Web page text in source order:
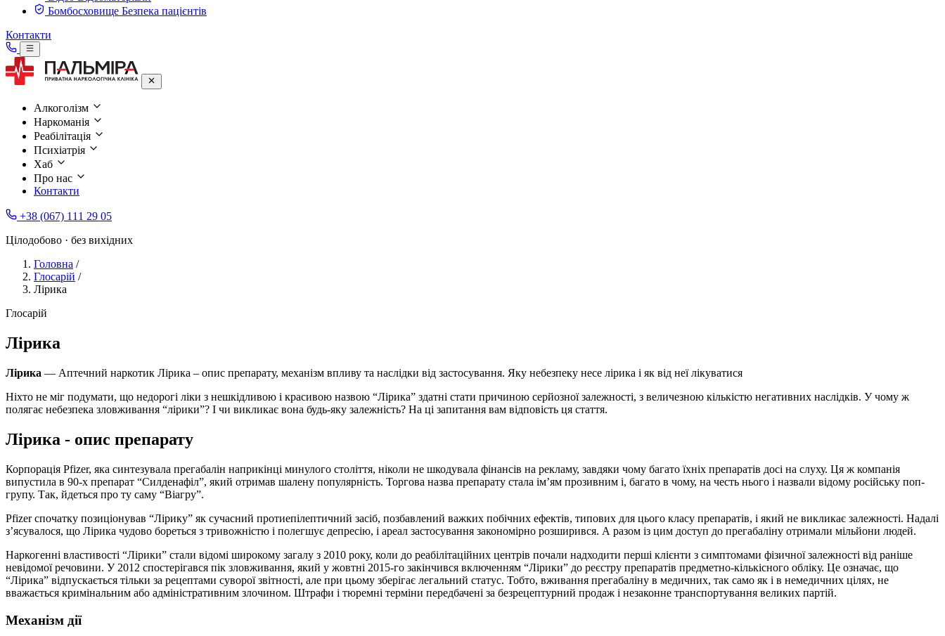
Бомбосховище Безпека пацієнтів
Контакти
Алкоголізм
Наркоманія
Реабілітація
Психіатрія
Хаб
Про нас
Контакти
+38 (067) 111 29 05
Цілодобово · без вихідних
Головна /
Глосарій /
Лірика
Глосарій
Лірика
Лірика — Аптечний наркотик Лірика – опис препарату, механізм впливу та наслідки від застосування. Яку небезпеку несе лірика і як від неї лікуватися
Ніхто не міг подумати, що недорогі ліки з нешкідливою і красивою назвою “Лірика” здатні стати причиною серйозної залежності, з величезною кількістю негативних наслідків. У чому ж
полягає небезпека зловживання “лірики”? І чи викликає вона будь-яку залежність? На ці запитання вам відповість ця стаття.
Лірика - опис препарату
Корпорація Pfizer, яка синтезувала прегабалін наприкінці минулого століття, ніколи не шкодувала фінансів на рекламу, завдяки чому багато їхніх препаратів досі на слуху. Ця ж компанія
випустила в 90-х препарат “Силденафіл”, який отримав шалену популярність. Торгова назва препарату стала ім’ям прозивним і, багато в чому, на честь нього і назвали відому російську поп-
групу. Так, йдеться про ту саму “Віагру”.
Pfizer спочатку позиціонував “Лірику” як сучасний протиепілептичний засіб, позбавлений важких побічних ефектів, типових для цього класу препаратів, і який не викликає залежності. Надалі
з’ясувалося, що Лірика чудово бореться з тривожністю і полегшує депресію, і ареал застосування закономірно розширився. А разом із цим доступ до прегабаліну отримали мільйони людей.
Наркогенні властивості “Лірики” стали відомі широкому загалу з 2010 року, коли до реабілітаційних центрів почали надходити перші клієнти з симптомами фізичної залежності від раніше
невідомої речовини. У 2012 спостерігався пік зловживання, який у жовтні 2015-го закінчився включенням “Лірики” до реєстру препаратів предметно-кількісного обліку. Це означає, що
“Лірика” відпускається тільки за рецептами суворої звітності, але при цьому зберігає легальний статус. Тобто, вживання прегабаліну в медичних, так само як і в немедичних цілях, не
вважається кримінальним або адміністративним злочином. Штрафи і тюремні терміни передбачені за безрецептурний продаж і незаконне транспортування великих партій.
Механізм дії